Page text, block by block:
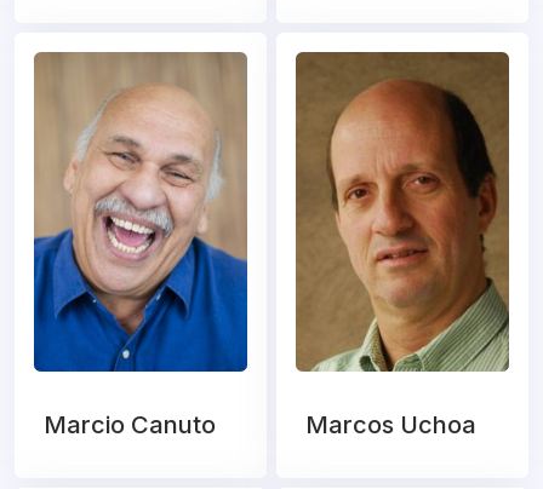
Marcio Canuto Marcos Uchoa